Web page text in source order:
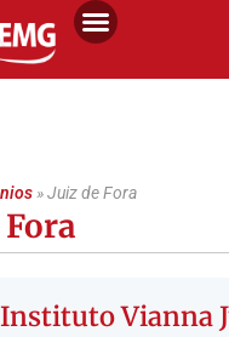
»Juiz de Fora
Fora
Instituto Vianna